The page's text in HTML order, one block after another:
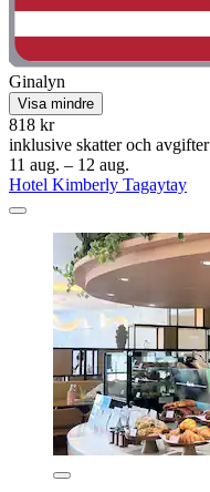
Ginalyn
Visa mindre
818 kr
inklusive skatter och avgifter
11 aug. – 12 aug.
Hotel Kimberly Tagaytay